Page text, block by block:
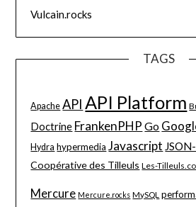
Vulcain.rocks
TAGS
Apache API API Platform
Doctrine FrankenPHP Go
Hydra hypermedia Javascript
Coopérative des Tilleuls Les-
Mercure Mercure.rocks MySQL